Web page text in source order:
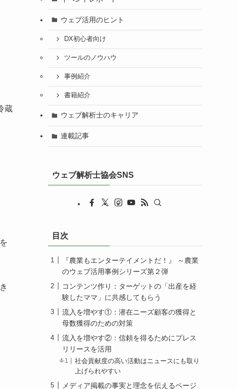
蔵
ウェブ活用のヒント
DX初心者向け
ツールのノウハウ
事例紹介
書籍紹介
ウェブ解析士のキャリア
連載記事
ウェブ解析士協会SNS
目次
『農業もエンターテイメントだ！』 ～農業
のウェブ活用事例シリーズ第２弾
コンテンツ作り：ターゲットの「出産を経
験したママ」に共感してもらう
流入を増やす①：潜在ニーズ顧客の獲得と
母数獲得のための対策
流入を増やす②：信頼を得るためにプレス
リリースを活用
社会貢献度の高い活動はニュースにも取り
上げられやすい
メディア掲載の事実と理念を伝えるページ